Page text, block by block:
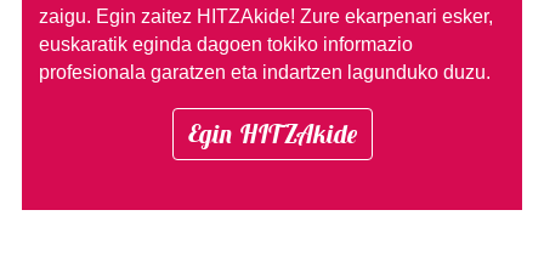
zaigu. Egin zaitez HITZAkide! Zure ekarpenari esker,
euskaratik eginda dagoen tokiko informazio
profesionala garatzen eta indartzen lagunduko duzu.
Egin HITZAkide